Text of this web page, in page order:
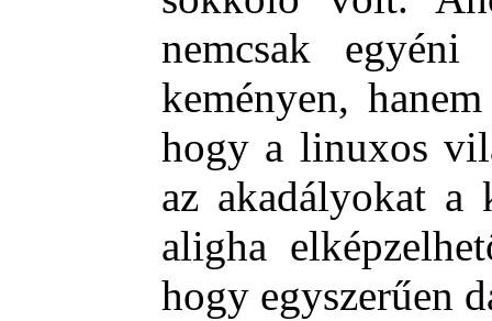
nemcsak egyéni
keményen,
hogy a linuxos
az akadályokat a
aligha
hogy egyszerűen